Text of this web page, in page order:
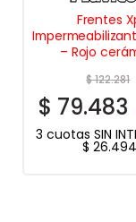
Frentes
– Rojo
$122.281
$ 79.483
3 cuotas SIN
$ 26.494